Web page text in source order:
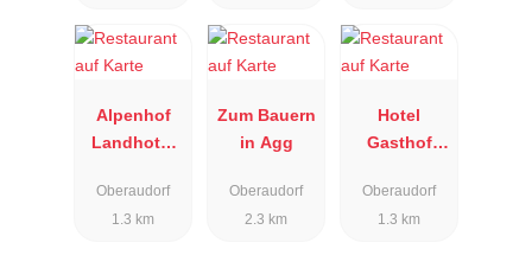
Alpenhof
Landhotel
Oberaudorf
1.3 km
Zum Bauern
in Agg
Oberaudorf
2.3 km
Hotel
Gasthof
Keindl
Oberaudorf
1.3 km